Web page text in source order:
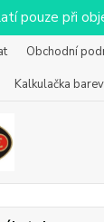
pouze při
Obchodní
Kalkulačka barev